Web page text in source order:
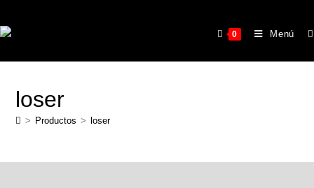
0 Menú
loser
> Productos > loser